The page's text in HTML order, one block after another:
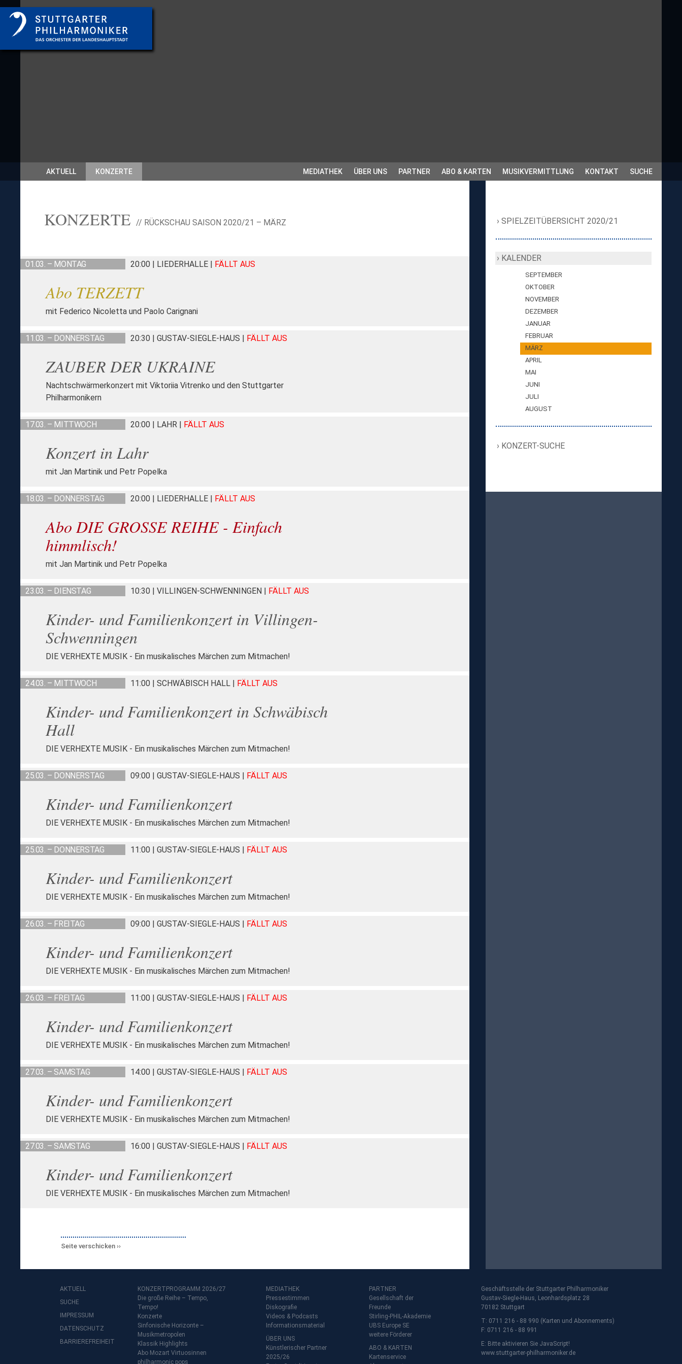
AKTUELL KONZERTE MEDIATHEK ÜBER UNS PARTNER ABO & KARTEN MUSIKVERMITTLUNG KONTAKT SUCHE
KONZERTE // RÜCKSCHAU SAISON 2020/21 – MÄRZ
01.03. – MONTAG 20:00 | LIEDERHALLE | FÄLLT AUS
Abo TERZETT
mit Federico Nicoletta und Paolo Carignani
11.03. – DONNERSTAG 20:30 | GUSTAV-SIEGLE-HAUS | FÄLLT AUS
ZAUBER DER UKRAINE
Nachtschwärmerkonzert mit Viktoriia Vitrenko und den Stuttgarter
Philharmonikern
17.03. – MITTWOCH 20:00 | LAHR | FÄLLT AUS
Konzert in Lahr
mit Jan Martinik und Petr Popelka
18.03. – DONNERSTAG 20:00 | LIEDERHALLE | FÄLLT AUS
Abo DIE GROSSE REIHE - Einfach
himmlisch!
mit Jan Martinik und Petr Popelka
23.03. – DIENSTAG 10:30 | VILLINGEN-SCHWENNINGEN | FÄLLT AUS
Kinder- und Familienkonzert in Villingen-
Schwenningen
DIE VERHEXTE MUSIK - Ein musikalisches Märchen zum Mitmachen!
24.03. – MITTWOCH 11:00 | SCHWÄBISCH HALL | FÄLLT AUS
Kinder- und Familienkonzert in Schwäbisch
Hall
DIE VERHEXTE MUSIK - Ein musikalisches Märchen zum Mitmachen!
25.03. – DONNERSTAG 09:00 | GUSTAV-SIEGLE-HAUS | FÄLLT AUS
Kinder- und Familienkonzert
DIE VERHEXTE MUSIK - Ein musikalisches Märchen zum Mitmachen!
25.03. – DONNERSTAG 11:00 | GUSTAV-SIEGLE-HAUS | FÄLLT AUS
Kinder- und Familienkonzert
DIE VERHEXTE MUSIK - Ein musikalisches Märchen zum Mitmachen!
26.03. – FREITAG 09:00 | GUSTAV-SIEGLE-HAUS | FÄLLT AUS
Kinder- und Familienkonzert
DIE VERHEXTE MUSIK - Ein musikalisches Märchen zum Mitmachen!
26.03. – FREITAG 11:00 | GUSTAV-SIEGLE-HAUS | FÄLLT AUS
Kinder- und Familienkonzert
DIE VERHEXTE MUSIK - Ein musikalisches Märchen zum Mitmachen!
27.03. – SAMSTAG 14:00 | GUSTAV-SIEGLE-HAUS | FÄLLT AUS
Kinder- und Familienkonzert
DIE VERHEXTE MUSIK - Ein musikalisches Märchen zum Mitmachen!
27.03. – SAMSTAG 16:00 | GUSTAV-SIEGLE-HAUS | FÄLLT AUS
Kinder- und Familienkonzert
DIE VERHEXTE MUSIK - Ein musikalisches Märchen zum Mitmachen!
Seite verschicken
SPIELZEITÜBERSICHT 2020/21
KALENDER
SEPTEMBER
OKTOBER
NOVEMBER
DEZEMBER
JANUAR
FEBRUAR
MÄRZ
APRIL
MAI
JUNI
JULI
AUGUST
KONZERT-SUCHE
AKTUELL
SUCHE
IMPRESSUM
DATENSCHUTZ
BARRIEREFREIHEIT
KONZERTPROGRAMM 2026/27
Die große Reihe – Tempo,
Tempo!
Konzerte
Sinfonische Horizonte –
Musikmetropolen
Klassik Highlights
Abo Mozart Virtuosinnen
philharmonic pops
MEDIATHEK
Pressestimmen
Diskografie
Videos & Podcasts
Informationsmaterial
ÜBER UNS
Künstlerischer Partner
2025/26
PARTNER
Gesellschaft der
Freunde
Stirling-PHIL-Akademie
UBS Europe SE
weitere Förderer
ABO & KARTEN
Kartenservice
Geschäftsstelle der Stuttgarter Philharmoniker
Gustav-Siegle-Haus, Leonhardsplatz 28
70182 Stuttgart
T: 0711 216 - 88 990 (Karten und Abonnements)
F: 0711 216 - 88 991
E: Bitte aktivieren Sie JavaScript!
www.stuttgarter-philharmoniker.de